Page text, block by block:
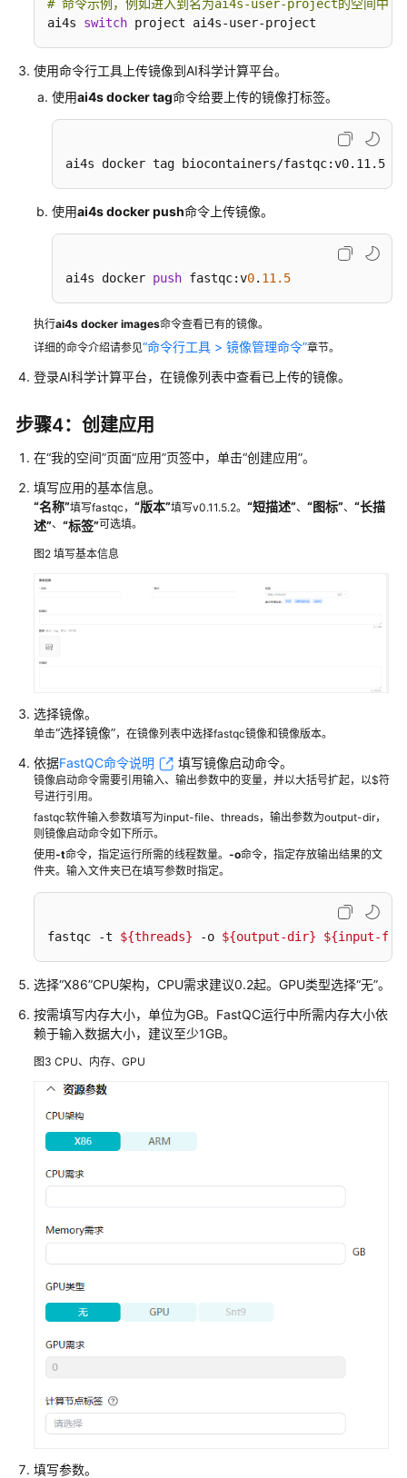
议
（SLA）
白
系
统
限
# 命令示例，例如进入到名为ai4s-user-project的空间中
ai4s switch project ai4s-user-project
使用命令行工具上传镜像到AI科学计算平台。
使用ai4s docker tag命令给要上传的镜像打标签。
ai4s docker tag biocontainers/fastqc:v0.11.5
使用ai4s docker push命令上传镜像。
ai4s docker push fastqc:v0. 11.5
执行ai4s docker images命令查看已有的镜像。
详细的命令介绍请参见“命令行工具 > 镜像管理命令”章节。
登录AI科学计算平台，在镜像列表中查看已上传的镜像。
步骤4：创建应用
在“我的空间”页面“应用”页签中，单击“创建应用”。
填写应用的基本信息。
“名称”填写fastqc， “版本”填写v0.11.5.2。 “短描述”、 “图标”、 “长描
述”、 “标签”可选填。
图2 填写基本信息
选择镜像。
单击“选择镜像”，在镜像列表中选择fastqc镜像和镜像版本。
依据FastQC命令说明 填写镜像启动命令。
镜像启动命令需要引用输入、输出参数中的变量，并以大括号扩起，以$符
号进行引用。
fastqc软件输入参数填写为input-file、threads，输出参数为output-dir，
则镜像启动命令如下所示。
使用-t命令，指定运行所需的线程数量。 -o命令，指定存放输出结果的文
件夹。输入文件夹已在填写参数时指定。
fastqc -t ${threads} -o ${output-dir} ${input-
选择“X86”CPU架构，CPU需求建议0.2起。GPU类型选择“无”。
按需填写内存大小，单位为GB。FastQC运行中所需内存大小依
赖于输入数据大小，建议至少1GB。
图3 CPU、内存、GPU
填写参数。